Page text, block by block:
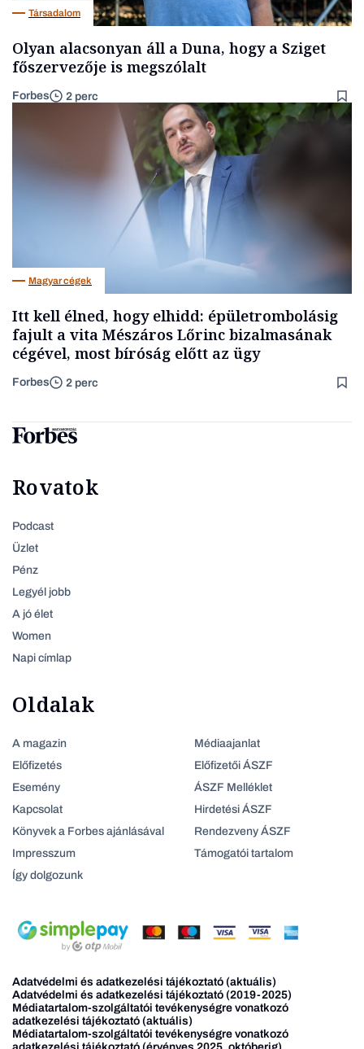
Társadalom
Olyan alacsonyan áll a Duna, hogy a Sziget
főszervezője is megszólalt
Forbes 2 perc
Magyar cégek
Itt kell élned, hogy elhidd: épületrombolásig
fajult a vita Mészáros Lőrinc bizalmasának
cégével, most bíróság előtt az ügy
Forbes 2 perc
Rovatok
Podcast
Üzlet
Pénz
Legyél jobb
A jó élet
Women
Napi címlap
Oldalak
A magazin
Előfizetés
Esemény
Kapcsolat
Könyvek a Forbes ajánlásával
Impresszum
Így dolgozunk
Médiaajanlat
Előfizetői ÁSZF
ÁSZF Melléklet
Hirdetési ÁSZF
Rendezveny ÁSZF
Támogatói tartalom
Adatvédelmi és adatkezelési tájékoztató (aktuális)
Adatvédelmi és adatkezelési tájékoztató (2019-2025)
Médiatartalom-szolgáltatói tevékenységre vonatkozó
adatkezelési tájékoztató (aktuális)
Médiatartalom-szolgáltatói tevékenységre vonatkozó